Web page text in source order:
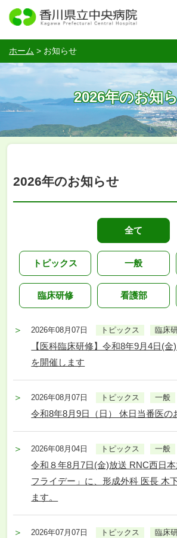
ホーム > お知らせ
2026年のお知
2026年のお知らせ
全て
トピックス 一般
臨床研修 看護部
2026年08月07日 トピックス 臨床
【医科臨床研修】令和8年9月4日(
を開催します
2026年08月07日 トピックス 一般
令和8年8月9日（日） 休日当番医の
2026年08月04日 トピックス 一般
令和８年8月7日(金)放送 RNC西日
フライデー」に、形成外科 医長 木
ます。
2026年07月07日 トピックス 臨床